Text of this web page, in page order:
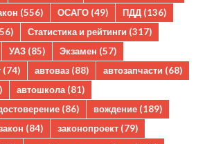
(556) ОСАГО (49) ПДД (136)
Статистика и рейтинги (317)
УАЗ (85) Экзамен (57)
(74) автоваз (88) автозапчасти (68)
автошкола(81)
(86) вождение (189)
(84) законопроект (79)